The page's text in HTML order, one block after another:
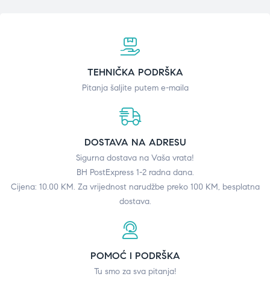
TEHNIČKA PODRŠKA
Pitanja šaljite putem e-maila
DOSTAVA NA ADRESU
Sigurna dostava na Vaša vrata!
BH PostExpress 1-2 radna dana.
Cijena: 10.00 KM. Za vrijednost narudžbe preko 100 KM, besplatna
dostava.
POMOĆ I PODRŠKA
Tu smo za sva pitanja!